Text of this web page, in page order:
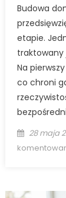
Budowa
etapie.
traktowany
Na
co chroni
Posted
on
28 maja